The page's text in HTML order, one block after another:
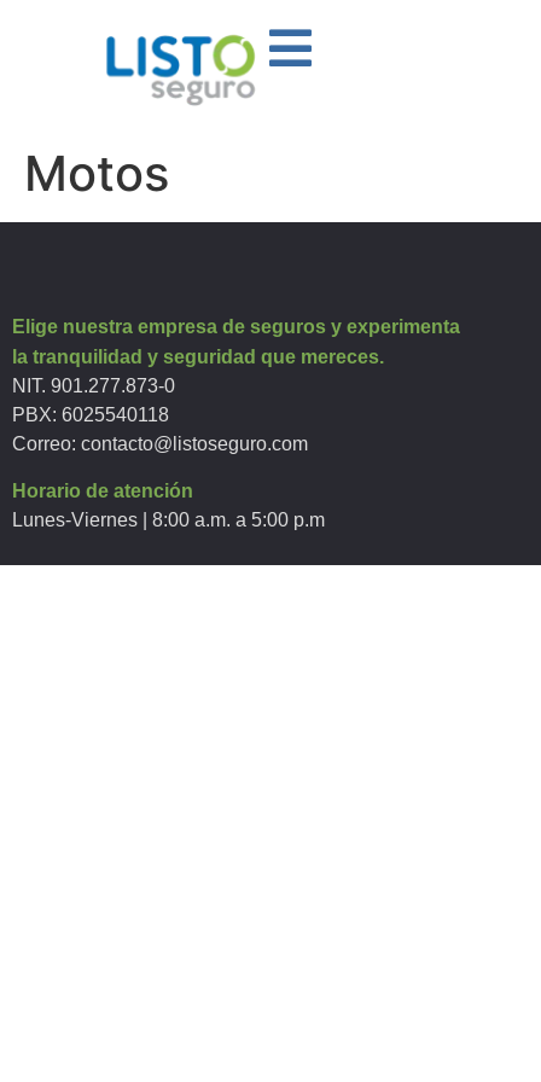
Motos
Elige nuestra empresa de seguros y experimenta
la tranquilidad y seguridad que mereces.
NIT. 901.277.873-0
PBX: 6025540118
Correo: contacto@listoseguro.com
Horario de atención
Lunes-Viernes | 8:00 a.m. a 5:00 p.m